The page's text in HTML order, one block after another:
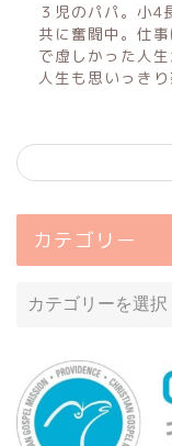
３児のパパ。小4
共に奮闘中。仕
で虚しかった人
人生も思いっきり
カテゴリー